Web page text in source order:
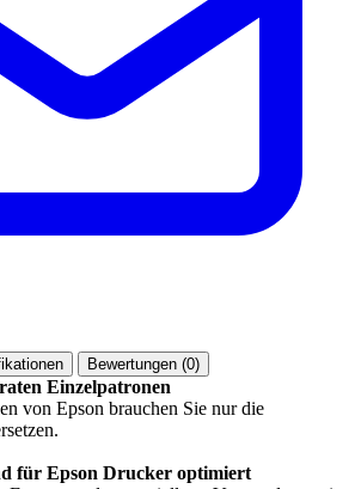
Bewertungen (0)
Einzelpatronen
von Epson brauchen Sie nur die
für Epson Drucker optimiert